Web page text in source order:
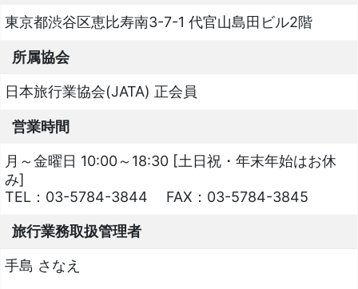
東京都渋谷区恵比寿南3-7-1 代官山島田ビル2階
所属協会
日本旅行業協会(JATA) 正会員
営業時間
月～金曜日 10:00～18:30 [土日祝・年末年始はお休
み]
TEL： 03-5784-3844 FAX： 03-5784-3845
旅行業務取扱管理者
手島 さなえ